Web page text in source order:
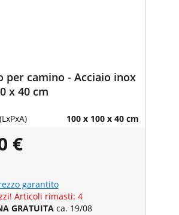
per camino - Acciaio inox
x 40 cm
100 x 100 x 40 cm
€
garantito
Articoli rimasti: 4
GRATUITA ca. 19/08